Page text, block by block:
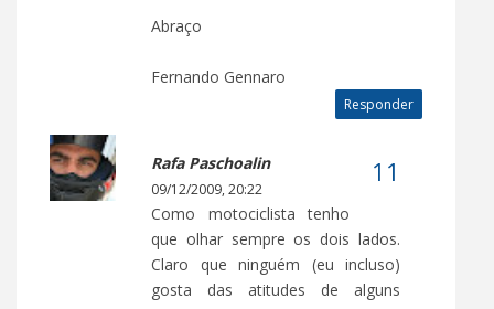
Abraço
Fernando Gennaro
Responder
Rafa Paschoalin
09/12/2009, 20:22
Como motociclista tenho
que olhar sempre os dois lados.
Claro que ninguém (eu incluso)
gosta das atitudes de alguns